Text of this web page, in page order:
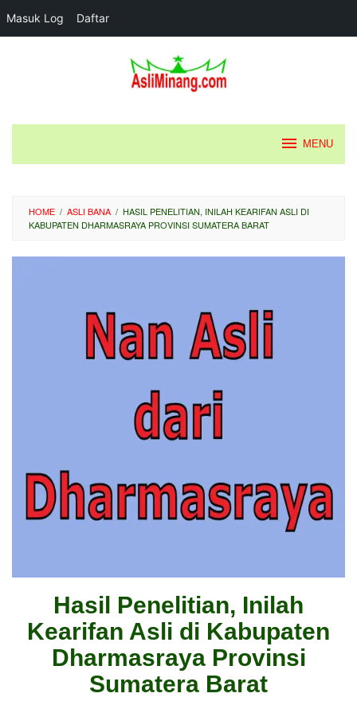
Masuk Log Daftar
MENU
HOME / ASLI BANA / HASIL PENELITIAN, INILAH KEARIFAN ASLI DI
KABUPATEN DHARMASRAYA PROVINSI SUMATERA BARAT
Hasil Penelitian, Inilah
Kearifan Asli di Kabupaten
Dharmasraya Provinsi
Sumatera Barat